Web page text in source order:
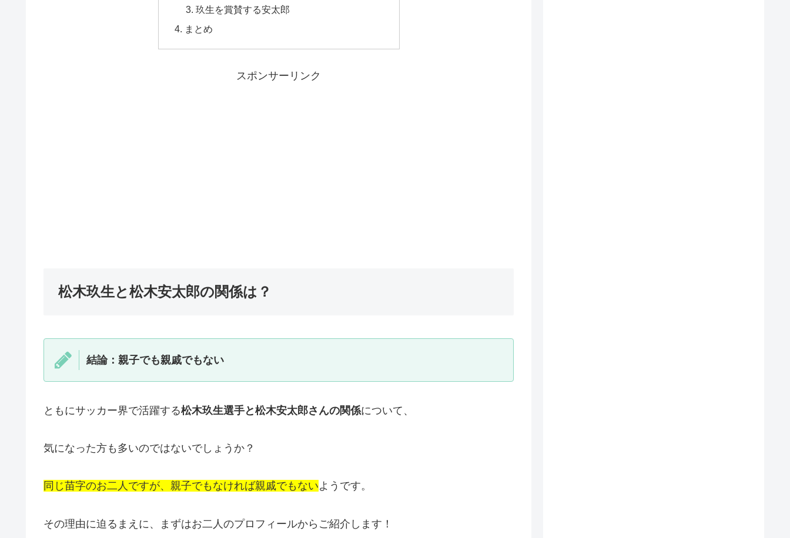
玖生を賞賛する安太郎
まとめ
スポンサーリンク
松木玖生と松木安太郎の関係は？
結論：親子でも親戚でもない
ともにサッカー界で活躍する松木玖生選手と松木安太郎さんの関係について、
気になった方も多いのではないでしょうか？
同じ苗字のお二人ですが、 親子でもなければ親戚でもないようです。
その理由に迫るまえに、まずはお二人のプロフィールからご紹介します！